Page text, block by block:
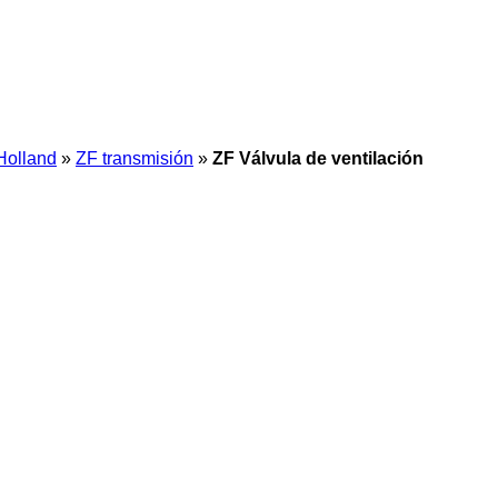
» ZF transmisión » ZF Válvula de ventilación